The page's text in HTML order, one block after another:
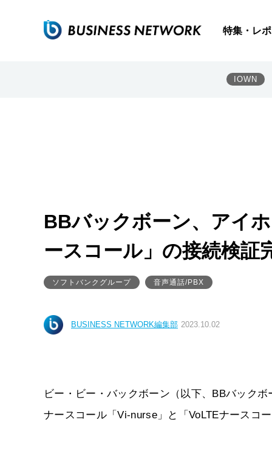
特集・レ
IOWN
BBバックボーン、アイ
ースコール」の接続検証
ソフトバンクグループ 音声通話/PBX
BUSINESS NETWORK編集部 2023.10.02
ビー・ビー・バックボーン（以下、BBバック
ナースコール「Vi-nurse」と「VoLTEナースコ